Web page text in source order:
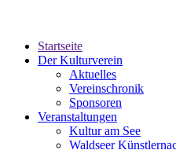
Startseite
Der Kulturverein
Aktuelles
Vereinschronik
Sponsoren
Veranstaltungen
Kultur am See
Waldseer